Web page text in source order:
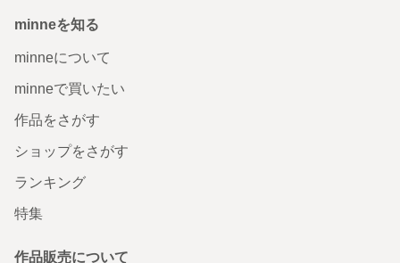
minneを知る
minneについて
minneで買いたい
作品をさがす
ショップをさがす
ランキング
特集
作品販売について